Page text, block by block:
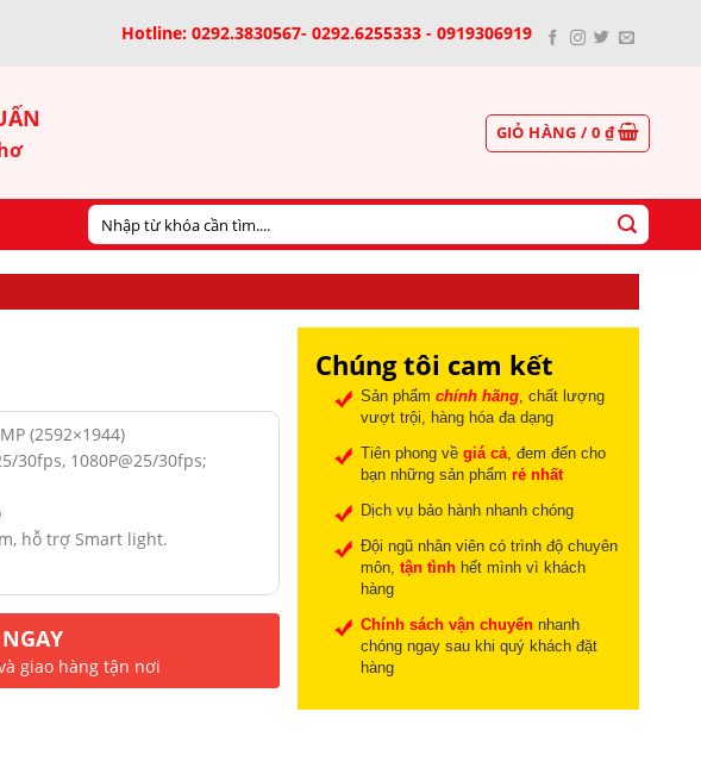
Hotline: 0292.3830567- 0292.6255333 - 0919306919
GIỎ HÀNG /0 ₫
(2592×1944)
30fps, 1080P@25/30fps;
hỗ trợ Smart light.
giao hàng tận nơi
Chúng tôi cam kết
Sản phẩmchính hãng, chất lượng
vượt trội, hàng hóa đa dạng
Tiên phong vềgiá cả, đem đến cho
bạn những sản phẩmrẻ nhất
Dịch vụ bảo hành nhanh chóng
Đội ngũ nhân viên có trình độ chuyên
môn,tận tình hết mình vì khách
hàng
Chính sách vận chuyển nhanh
chóng ngay sau khi quý khách đặt
hàng